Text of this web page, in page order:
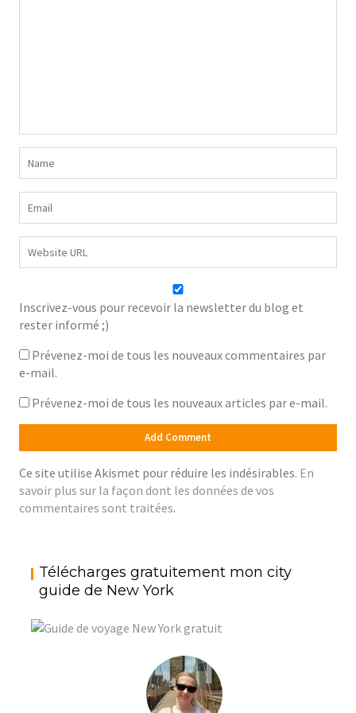
Inscrivez-vous pour recevoir la newsletter du blog et
rester informé ;)
Prévenez-moi de tous les nouveaux commentaires par
e-mail.
Prévenez-moi de tous les nouveaux articles par e-mail.
Ce site utilise Akismet pour réduire les indésirables. En
savoir plus sur la façon dont les données de vos
commentaires sont traitées.
Télécharges gratuitement mon city
guide de New York